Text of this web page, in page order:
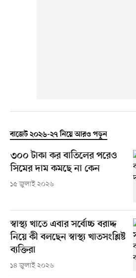
বাজেট ২০২৬-২৭ নিয়ে আরও পড়ুন
৩০০ টাকা কর বাতিলের পরেও
সিমের দাম কমছে না কেন
১৫ জুলাই ২০২৬
স্বাস্থ্য খাতে এবার সর্বোচ্চ বরাদ্দ
নিয়ে কী বলছেন স্বাস্থ্য খাতসংশ্লিষ্ট
ব্যক্তিরা
১৪ জুলাই ২০২৬